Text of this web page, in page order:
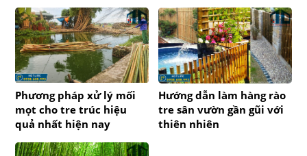
Phương pháp xử lý mối
mọt cho tre trúc hiệu
quả nhất hiện nay
Hướng dẫn làm hàng rào
tre sân vườn gần gũi với
thiên nhiên